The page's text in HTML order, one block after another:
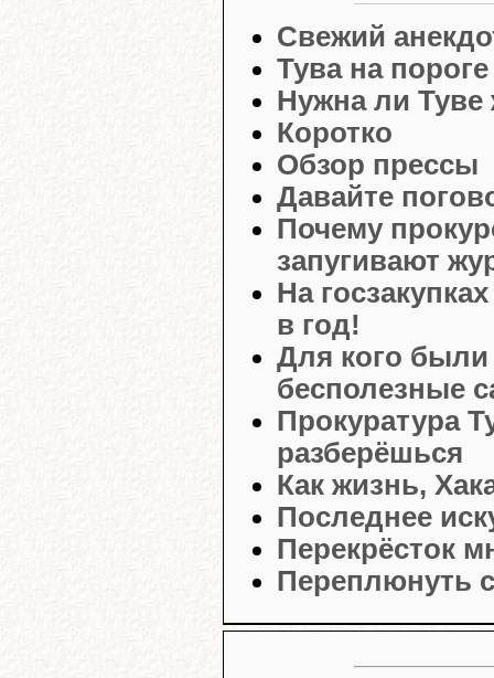
Свежий
Тува на
Нужна ли Туве
Коротко
Обзор прессы
Давайте
Почему
запугивают
На
в год!
Для кого
бесполезные
Прокуратура
разберёшься
Как жизнь,
Последнее
Перекрёсток
Переплюнуть